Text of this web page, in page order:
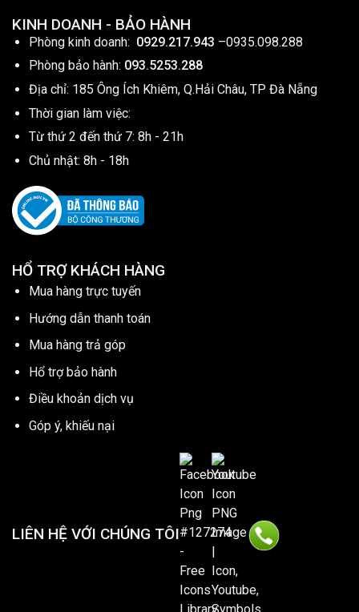
KINH DOANH - BẢO HÀNH
Phòng kinh doanh: 0929.217.943 –0935.098.288
Phòng bảo hành: 093.5253.288
Địa chỉ: 185 Ông Ích Khiêm, Q.Hải Châu, TP Đà Nẵng
Thời gian làm việc:
Từ thứ 2 đến thứ 7: 8h - 21h
Chủ nhật: 8h - 18h
HỔ TRỢ KHÁCH HÀNG
Mua hàng trực tuyến
Hướng dẫn thanh toán
Mua hàng trả góp
Hổ trợ bảo hành
Điều khoản dịch vụ
Góp ý, khiếu nại
LIÊN HỆ VỚI CHÚNG TÔI